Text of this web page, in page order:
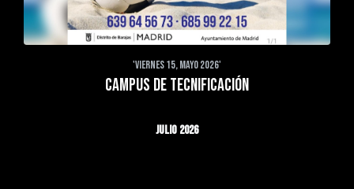
'VIERNES 15, MAYO 2026'
CAMPUS DE TECNIFICACIÓN
JULIO 2026